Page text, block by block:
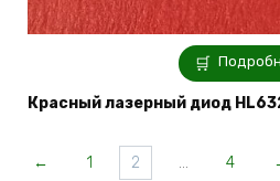
Красный лазерный диод
← 1 2 … 4